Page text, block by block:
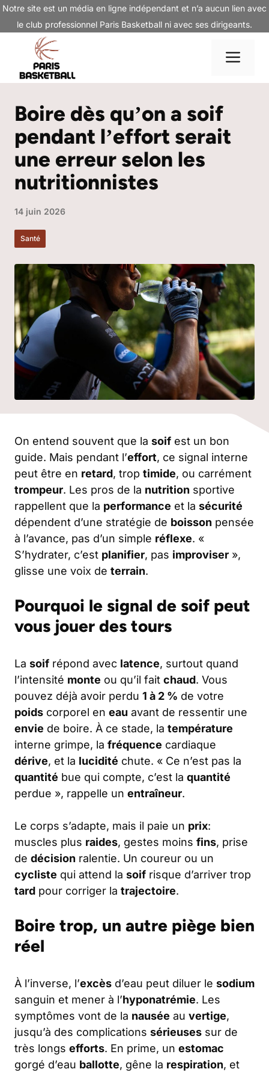
Aller
contenu
Notre site est un média en ligne indépendant et n’a aucun lien avec
le club professionnel Paris Basketball ni avec ses dirigeants.
Boire dès quʼon a soif
pendant lʼeffort serait
une erreur selon les
nutritionnistes
14 juin 2026
Santé
On entend souvent que la soif est un bon
guide. Mais pendant l’effort, ce signal interne
peut être en retard, trop timide, ou carrément
trompeur. Les pros de la nutrition sportive
rappellent que la performance et la sécurité
dépendent d’une stratégie de boisson pensée
à l’avance, pas d’un simple réflexe. «
S’hydrater, c’est planifier, pas improviser »,
glisse une voix de terrain.
Pourquoi le signal de soif peut
vous jouer des tours
La soif répond avec latence, surtout quand
l’intensité monte ou qu’il fait chaud. Vous
pouvez déjà avoir perdu 1 à 2 % de votre
poids corporel en eau avant de ressentir une
envie de boire. À ce stade, la température
interne grimpe, la fréquence cardiaque
dérive, et la lucidité chute. « Ce n’est pas la
quantité bue qui compte, c’est la quantité
perdue », rappelle un entraîneur.
Le corps s’adapte, mais il paie un prix:
muscles plus raides, gestes moins fins, prise
de décision ralentie. Un coureur ou un
cycliste qui attend la soif risque d’arriver trop
tard pour corriger la trajectoire.
Boire trop, un autre piège bien
réel
À l’inverse, l’excès d’eau peut diluer le sodium
sanguin et mener à l’hyponatrémie. Les
symptômes vont de la nausée au vertige,
jusqu’à des complications sérieuses sur de
très longs efforts. En prime, un estomac
gorgé d’eau ballotte, gêne la respiration, et